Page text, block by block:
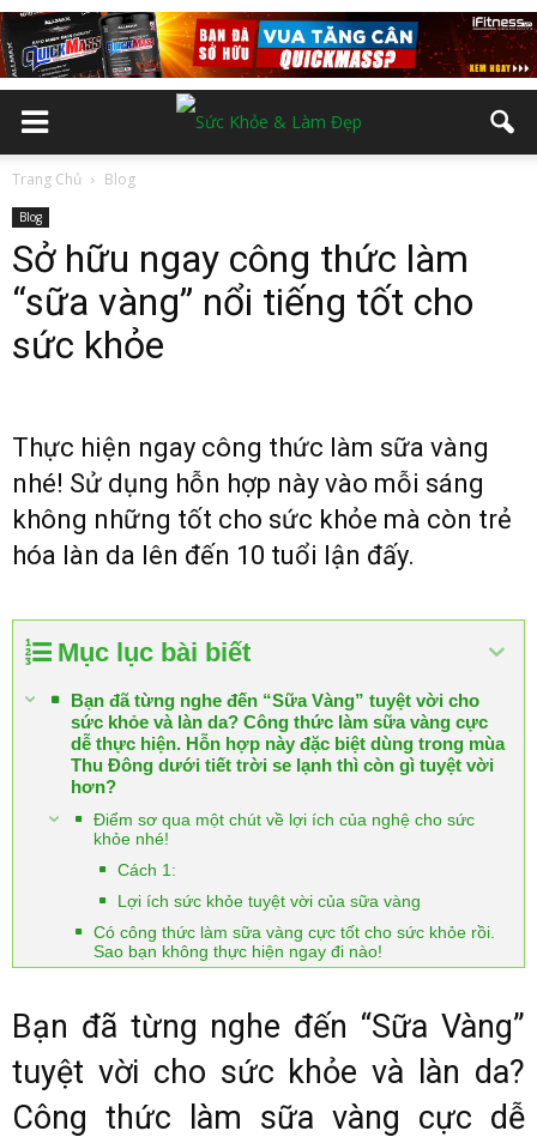
Trang Chủ Blog
Blog
Sở hữu ngay công thức làm
“sữa vàng” nổi tiếng tốt cho
sức khỏe
Thực hiện ngay công thức làm sữa vàng
nhé! Sử dụng hỗn hợp này vào mỗi sáng
không những tốt cho sức khỏe mà còn trẻ
hóa làn da lên đến 10 tuổi lận đấy.
Mục lục bài biết
Bạn đã từng nghe đến “Sữa Vàng” tuyệt vời cho
sức khỏe và làn da? Công thức làm sữa vàng cực
dễ thực hiện. Hỗn hợp này đặc biệt dùng trong mùa
Thu Đông dưới tiết trời se lạnh thì còn gì tuyệt vời
hơn?
Điểm sơ qua một chút về lợi ích của nghệ cho sức
khỏe nhé!
Cách 1:
Lợi ích sức khỏe tuyệt vời của sữa vàng
Có công thức làm sữa vàng cực tốt cho sức khỏe rồi.
Sao bạn không thực hiện ngay đi nào!
Bạn đã từng nghe đến “Sữa Vàng”
tuyệt vời cho sức khỏe và làn da?
Công thức làm sữa vàng cực dễ